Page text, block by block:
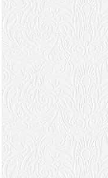
бергшаф 32мкм в топсе
Германия фуксия
60 грн.
кабюшоны 18мм 18мм
№3